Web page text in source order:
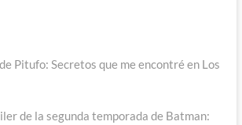
Pitufo: Secretos que me encontré en Los
de la segunda temporada de Batman: